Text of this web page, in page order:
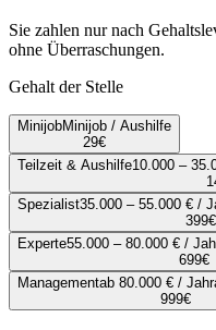
Sie zahlen nur nach
ohne Überraschungen.
Gehalt der Stelle
MinijobMinijob / Aushilfe
29€
Teilzeit & Aushilfe10.000 –
Spezialist35.000 – 55.000 € /
399€
Experte55.000 – 80.000 € /
699€
Managementab 80.000 € / Jahr
999€